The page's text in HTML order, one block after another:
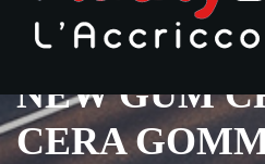
NEW GUM
CERA